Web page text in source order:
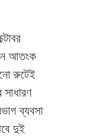
আতংক
রুটেই
ব্যবসা
দুই